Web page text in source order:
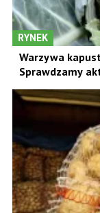
RYNEK
Warzywa
Sprawdzamy